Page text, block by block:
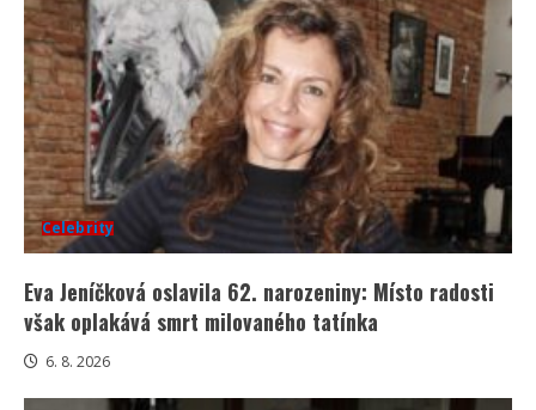
Celebrity
Eva Jeníčková oslavila 62. narozeniny: Místo radosti
však oplakává smrt milovaného tatínka
6. 8. 2026